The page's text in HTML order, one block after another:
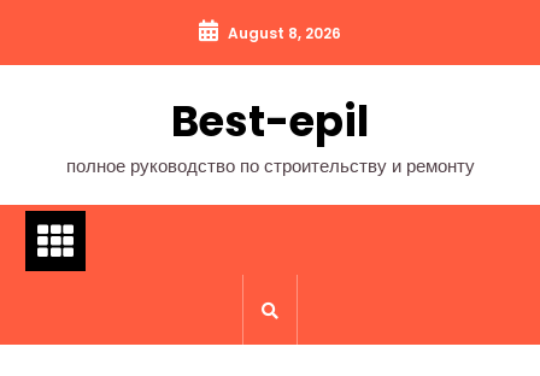
содержимому
August 8, 2026
Best-epil
полное руководство по строительству и ремонту